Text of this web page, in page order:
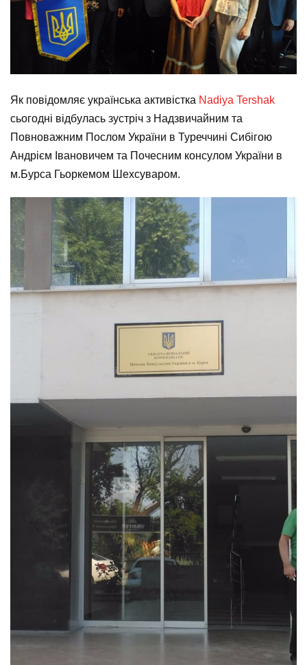
Як повідомляє українська активістка Nadiya Tershak
сьогодні відбулась зустріч з Надзвичайним та
Повноважним Послом України в Туреччині Сибігою
Андрієм Івановичем та Почесним консулом України в
м.Бурса Гьоркемом Шехсуваром.